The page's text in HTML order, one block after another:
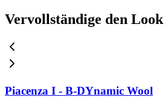
Vervollständige den Look
Piacenza I - B-DYnamic Wool